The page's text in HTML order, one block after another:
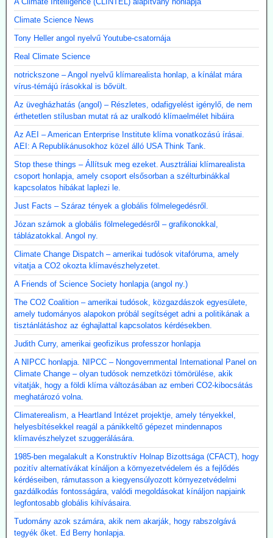
Climate Science News
Tony Heller angol nyelvű Youtube-csatornája
Real Climate Science
notrickszone – Angol nyelvű klímarealista honlap, a kínálat mára
vírus-témájú írásokkal is bővült.
Az üvegházhatás (angol) – Részletes, odafigyelést igénylő, de nem
érthetetlen stílusban mutat rá az uralkodó klímaelmélet hibáira
Az AEI – American Enterprise Institute klíma vonatkozású írásai.
AEI: A Republikánusokhoz közel álló USA Think Tank.
Stop these things – Állítsuk meg ezeket. Ausztráliai klímarealista
csoport honlapja, amely csoport elsősorban a szélturbinákkal
kapcsolatos hibákat laplezi le.
Just Facts – Száraz tények a globális fölmelegedésről.
Józan számok a globális fölmelegedésről – grafikonokkal,
táblázatokkal. Angol ny.
Climate Change Dispatch – amerikai tudósok vitafóruma, amely
vitatja a CO2 okozta klímavészhelyzetet.
A Friends of Science Society honlapja (angol ny.)
The CO2 Coalition – amerikai tudósok, közgazdászok egyesülete,
amely tudományos alapokon próbál segítséget adni a politikának a
tisztánlátáshoz az éghajlattal kapcsolatos kérdésekben.
Judith Curry, amerikai geofizikus professzor honlapja
A NIPCC honlapja. NIPCC – Nongovernmental International Panel on
Climate Change – olyan tudósok nemzetközi tömörülése, akik
vitatják, hogy a földi klíma változásában az emberi CO2-kibocsátás
meghatározó volna.
Climaterealism, a Heartland Intézet projektje, amely tényekkel,
helyesbítésekkel reagál a pánikkeltő gépezet mindennapos
klímavészhelyzet szuggerálására.
1985-ben megalakult a Konstruktív Holnap Bizottsága (CFACT), hogy
pozitív alternatívákat kínáljon a környezetvédelem és a fejlődés
kérdéseiben, rámutasson a kiegyensúlyozott környezetvédelmi
gazdálkodás fontosságára, valódi megoldásokat kínáljon napjaink
legfontosabb globális kihívásaira.
Tudomány azok számára, akik nem akarják, hogy rabszolgává
tegyék őket. Ed Berry honlapja.